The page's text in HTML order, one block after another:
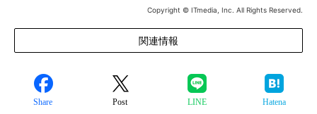
Copyright © ITmedia, Inc. All Rights Reserved.
関連情報
Share Post LINE Hatena